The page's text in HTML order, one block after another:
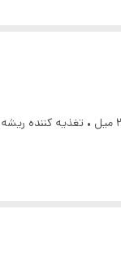
• حاوی عصاره زنجبیل،